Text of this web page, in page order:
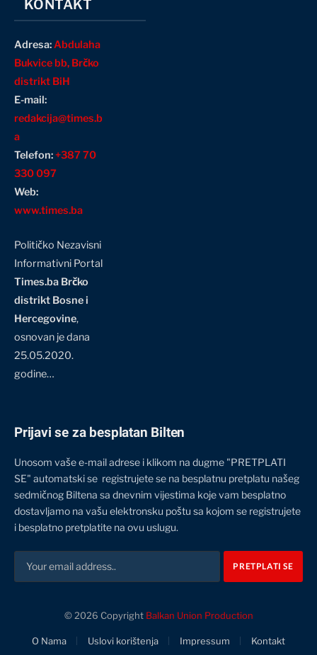
KONTAKT
Adresa:Abdulaha
Bukvice bb, Brčko
distrikt BiH
E-mail:
redakcija@times.b
a
Telefon:+387 70
330 097
Web:
www.times.ba
Političko Nezavisni
Informativni Portal
Times.ba Brčko
distrikt Bosne i
Hercegovine,
osnovan je dana
25.05.2020.
godine…
Prijavi se za besplatan Bilten
Unosom vaše e-mail adrese i klikom na dugme "PRETPLATI
SE" automatski se registrujete se na besplatnu pretplatu našeg
sedmičnog Biltena sa dnevnim vijestima koje vam besplatno
dostavljamo na vašu elektronsku poštu sa kojom se registrujete
i besplatno pretplatite na ovu uslugu.
© 2026 Copyright Balkan Union Production
O Nama Uslovi korištenja Impressum Kontakt